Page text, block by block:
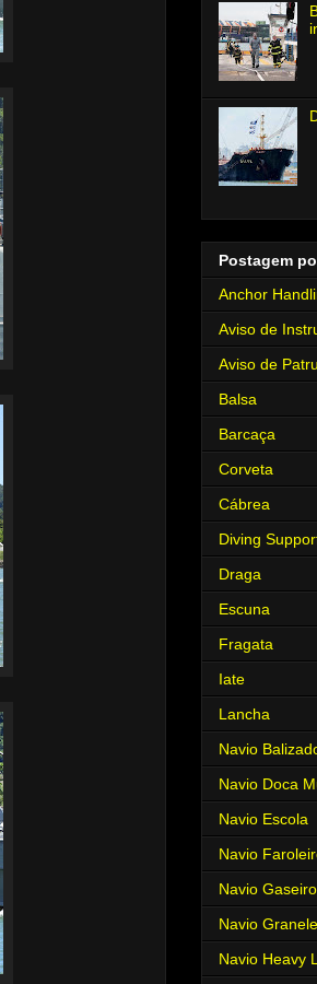
Postagem
Anchor
Aviso de
Aviso de
Balsa
Barcaça
Corveta
Cábrea
Diving
Draga
Escuna
Fragata
Iate
Lancha
Navio
Navio Doca
Navio Escola
Navio
Navio Gaseiro
Navio
Navio Heavy